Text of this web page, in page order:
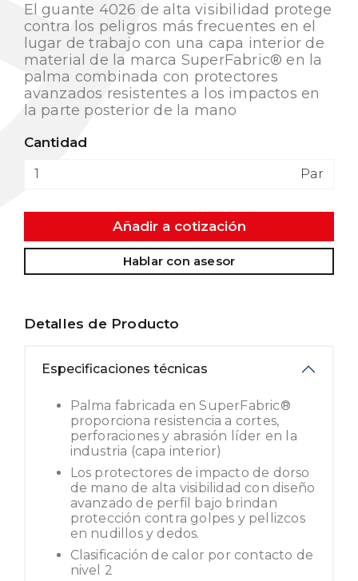
El guante 4026 de alta visibilidad protege
contra los peligros más frecuentes en el
lugar de trabajo con una capa interior de
material de la marca SuperFabric® en la
palma combinada con protectores
avanzados resistentes a los impactos en
la parte posterior de la mano
Cantidad
Par
Añadir a cotización
Hablar con asesor
Detalles de Producto
Especificaciones técnicas
Palma fabricada en SuperFabric®
proporciona resistencia a cortes,
perforaciones y abrasión líder en la
industria (capa interior)
Los protectores de impacto de dorso
de mano de alta visibilidad con diseño
avanzado de perfil bajo brindan
protección contra golpes y pellizcos
en nudillos y dedos.
Clasificación de calor por contacto de
nivel 2